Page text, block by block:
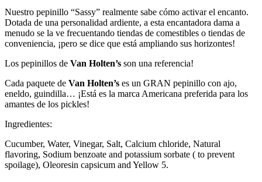
Nuestro pepinillo “Sassy” realmente sabe cómo activar el encanto.
Dotada de una personalidad ardiente, a esta encantadora dama a
menudo se la ve frecuentando tiendas de comestibles o tiendas de
conveniencia, ¡pero se dice que está ampliando sus horizontes!
Los pepinillos de Van Holten’s son una referencia!
Cada paquete de Van Holten’s es un GRAN pepinillo con ajo,
eneldo, guindilla… ¡Está es la marca Americana preferida para los
amantes de los pickles!
Ingredientes:
Cucumber, Water, Vinegar, Salt, Calcium chloride, Natural
flavoring, Sodium benzoate and potassium sorbate ( to prevent
spoilage), Oleoresin capsicum and Yellow 5.